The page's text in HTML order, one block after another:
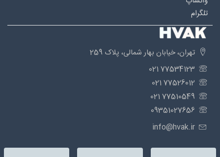
تلگرام
تهران، خیابان بهار شمالی، پلاک 259
77534123 021
77526012 021
77510549 021
09351027656
info@hvak.ir